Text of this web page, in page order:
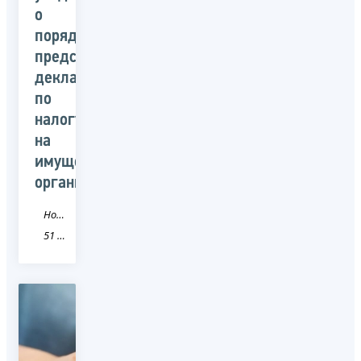
о
порядке
представления
деклараций
по
налогу
на
имущество
организаций
Новость
51 Мурманская область